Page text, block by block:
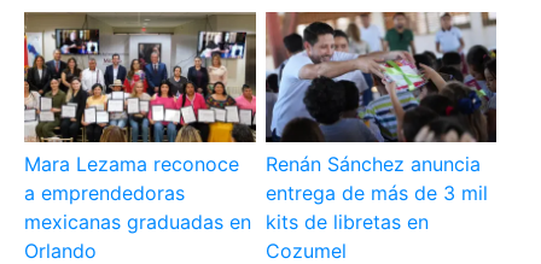
Mara Lezama reconoce
a emprendedoras
mexicanas graduadas en
Orlando
Renán Sánchez anuncia
entrega de más de 3 mil
kits de libretas en
Cozumel